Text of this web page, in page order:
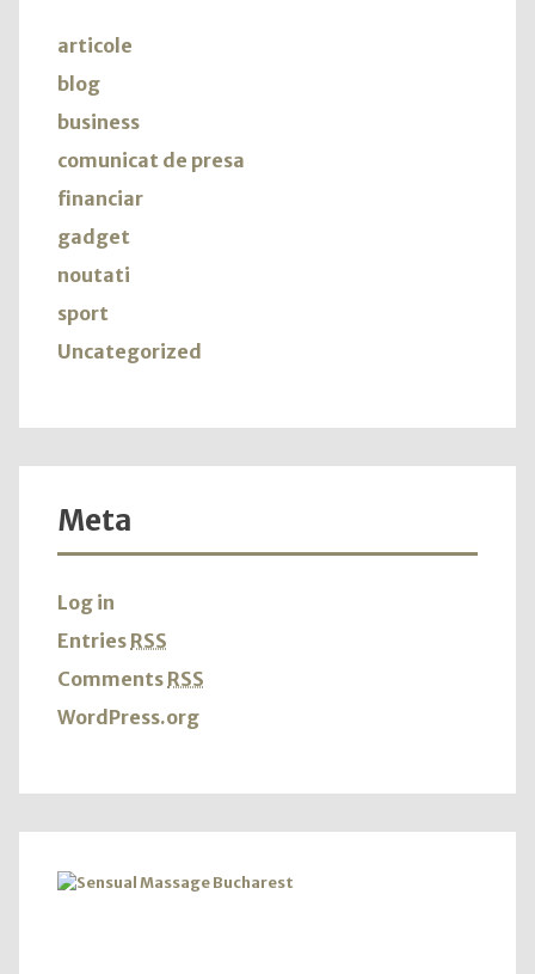
articole
blog
business
comunicat de presa
financiar
gadget
noutati
sport
Uncategorized
Meta
Log in
Entries RSS
Comments RSS
WordPress.org